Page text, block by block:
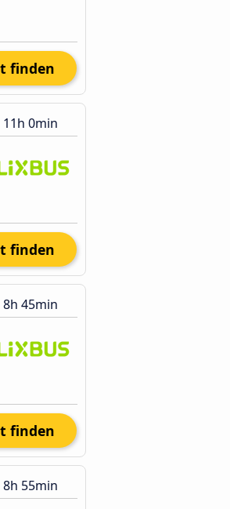
finden
11h 0min
finden
8h 45min
finden
8h 55min